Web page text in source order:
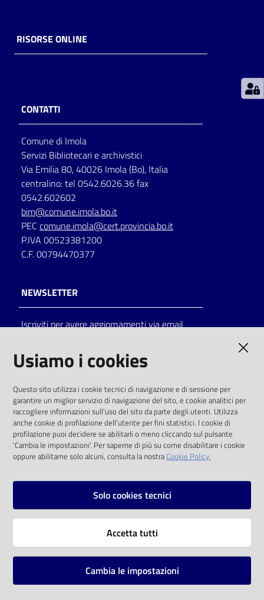
storico
per
lettura
Seguici
su
Catalogo
on line
Eventi
Chiedi al
bibliotecario
RISORSE ONLINE
CONTATTI
Comune di Imola
Servizi Bibliotecari e archivistici
Via Emilia 80, 40026 Imola (Bo), Italia
centralino: tel 0542.6026.36 fax
0542.602602
bim@comune.imola.bo.it
PEC comune.imola@cert.provincia.bo.it
P.IVA 00523381200
C.F. 00794470377
NEWSLETTER
Iscriviti per avere aggiornamenti via email
solo alle condizioni previste dalla direttiva
comunitaria 2003/98/CE e dal d.lgs. 36/2006
SOCIAL
Instagram
Vai alla pagina
Mappa del sito
Usiamo i cookies
Questo sito utilizza i cookie tecnici di navigazione e di sessione per
garantire un miglior servizio di navigazione del sito, e cookie analitici per
raccogliere informazioni sull'uso del sito da parte degli utenti. Utilizza
anche cookie di profilazione dell'utente per fini statistici. I cookie di
profilazione puoi decidere se abilitarli o meno cliccando sul pulsante
'Cambia le impostazioni'. Per saperne di più su come disabilitare i cookie
oppure abilitarne solo alcuni, consulta la nostraCookie Policy.
Solo cookies tecnici
Accetta tutti
Cambia le impostazioni